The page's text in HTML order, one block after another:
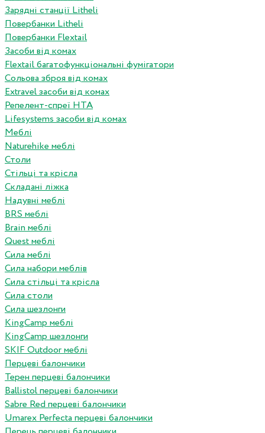
Зарядні станції Litheli
Повербанки Litheli
Повербанки Flextail
Засоби від комах
Flextail багатофункціональні фумігатори
Сольова зброя від комах
Extravel засоби від комах
Репелент-спреї HTA
Lifesystems засоби від комах
Меблі
Naturehike меблі
Столи
Стільці та крісла
Складані ліжка
Надувні меблі
BRS меблі
Brain меблі
Quest меблі
Сила меблі
Сила набори меблів
Сила стільці та крісла
Сила столи
Сила шезлонги
KingCamp меблі
KingCamp шезлонги
SKIF Outdoor меблі
Перцеві балончики
Терен перцеві балончики
Ballistol перцеві балончики
Sabre Red перцеві балончики
Umarex Perfecta перцеві балончики